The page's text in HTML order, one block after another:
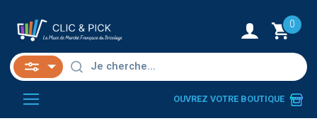
0
OUVREZ VOTRE BOUTIQUE